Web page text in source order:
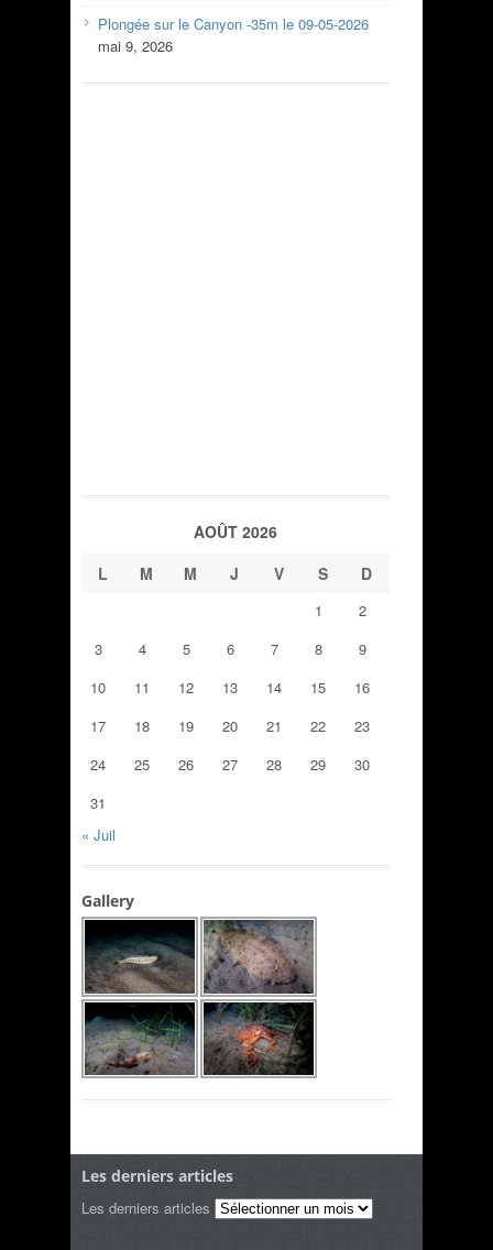
Plongée sur le Canyon -35m le 09-05-2026
mai 9, 2026
AOÛT 2026
L
M M J V S D
1
2
3
4 5 6 7 8
9
10
11 12 13 14 15
16
17
18 19 20 21 22
23
24
25 26 27 28 29
30
31
« Juil
Gallery
Les derniers articles
Les derniers articles